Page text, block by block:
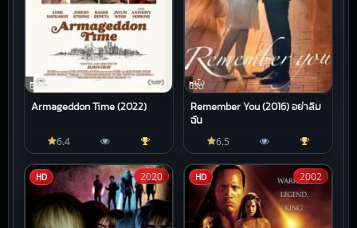
หนัง
ชีวิต
Armageddon Time (2022)
6.4
หนัง
ชีวิต
Remember You (2016) อย่าลืม
ฉัน
6.5
HD 2020 HD 2002